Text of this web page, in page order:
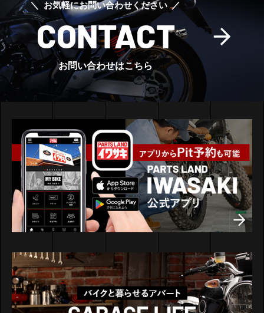
CONTACT
お気軽にお問い合わせください
お問い合わせはこちら